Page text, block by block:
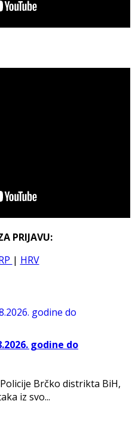
PRIJAVU:
| HRV
godine do
Brčko distrikta BiH,
iz svo...